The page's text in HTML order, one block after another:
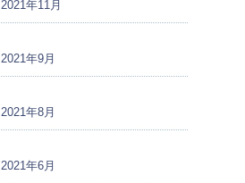
2021年11月
2021年9月
2021年8月
2021年6月